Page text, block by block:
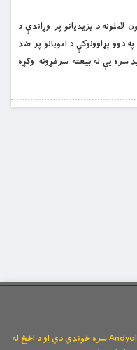
د یزیدیانو پر وړاندې د
پړاوونوکې د امویانو پر ضد
سره یې له بیعته سرغړونه وکړه
د وېبپاڼې ټولې توکیزې او مانیزې رښتې له Andyal.com سره خوندي دي او د اخځ له